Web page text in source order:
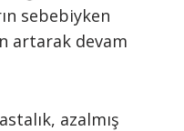
sebebiyken
artarak devam
azalmış